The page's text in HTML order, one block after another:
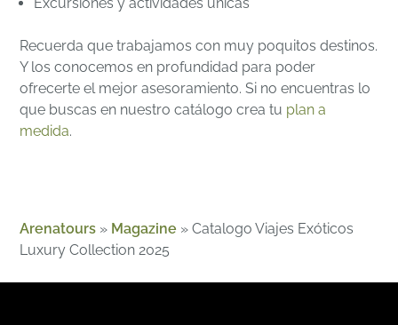
Recuerda que trabajamos con muy poquitos destinos.
Y los conocemos en profundidad para poder
ofrecerte el mejor asesoramiento. Si no encuentras lo
que buscas en nuestro catálogo crea tu plan a
medida.
Arenatours » Magazine »Catalogo Viajes Exóticos
Luxury Collection 2025